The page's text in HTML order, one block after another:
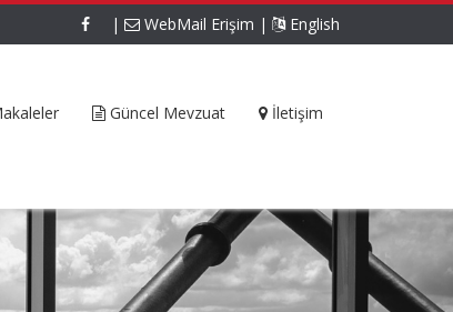
| WebMail Erişim | English
Güncel Mevzuat İletişim